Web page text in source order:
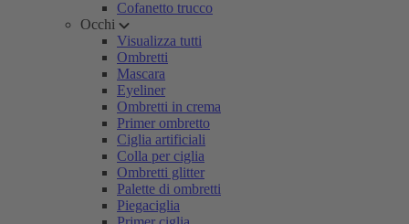
Cofanetto trucco
Occhi
Visualizza tutti
Ombretti
Mascara
Eyeliner
Ombretti in crema
Primer ombretto
Ciglia artificiali
Colla per ciglia
Ombretti glitter
Palette di ombretti
Piegaciglia